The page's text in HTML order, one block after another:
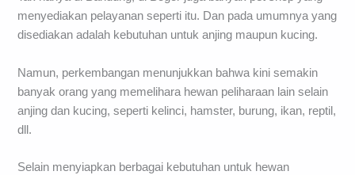
menyediakan pelayanan seperti itu. Dan pada umumnya yang
disediakan adalah kebutuhan untuk anjing maupun kucing.
Namun, perkembangan menunjukkan bahwa kini semakin
banyak orang yang memelihara hewan peliharaan lain selain
anjing dan kucing, seperti kelinci, hamster, burung, ikan, reptil,
dll.
Selain menyiapkan berbagai kebutuhan untuk hewan